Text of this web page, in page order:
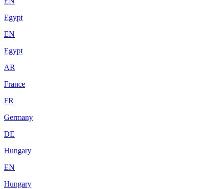
Egypt
EN
Egypt
AR
France
FR
Germany
DE
Hungary
EN
Hungary